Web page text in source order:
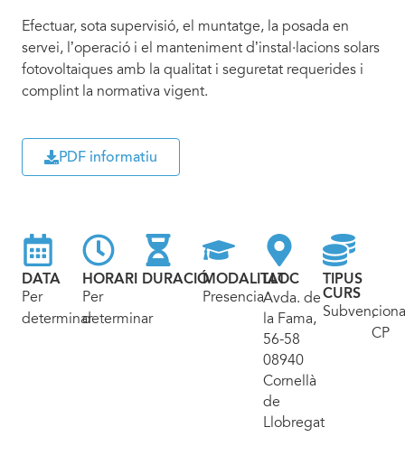
Efectuar, sota supervisió, el muntatge, la posada en
servei, l’operació i el manteniment d’instal·lacions solars
fotovoltaiques amb la qualitat i seguretat requerides i
complint la normativa vigent.
PDF informatiu
DATA
Per
determinar
HORARI
Per
determinar
DURACIÓMODALITAT
Presencial
LLOC
Avda. de
la Fama,
56-58
08940
Cornellà
de
Llobregat
TIPUS
CURS
,
CP